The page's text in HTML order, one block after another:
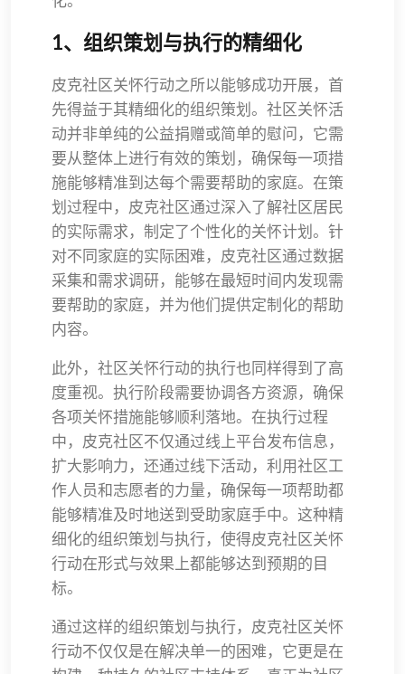
1、组织策划与执行的精细化
皮克社区关怀行动之所以能够成功开展，首
先得益于其精细化的组织策划。社区关怀活
动并非单纯的公益捐赠或简单的慰问，它需
要从整体上进行有效的策划，确保每一项措
施能够精准到达每个需要帮助的家庭。在策
划过程中，皮克社区通过深入了解社区居民
的实际需求，制定了个性化的关怀计划。针
对不同家庭的实际困难，皮克社区通过数据
采集和需求调研，能够在最短时间内发现需
要帮助的家庭，并为他们提供定制化的帮助
内容。
此外，社区关怀行动的执行也同样得到了高
度重视。执行阶段需要协调各方资源，确保
各项关怀措施能够顺利落地。在执行过程
中，皮克社区不仅通过线上平台发布信息，
扩大影响力，还通过线下活动，利用社区工
作人员和志愿者的力量，确保每一项帮助都
能够精准及时地送到受助家庭手中。这种精
细化的组织策划与执行，使得皮克社区关怀
行动在形式与效果上都能够达到预期的目
标。
通过这样的组织策划与执行，皮克社区关怀
行动不仅仅是在解决单一的困难，它更是在